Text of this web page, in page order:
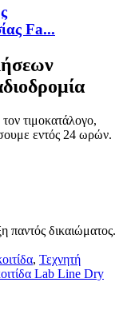
Fa...
τιμοκατάλογο,
εντός 24 ωρών.
δικαιώματος.
, Τεχνητή
Lab Line Dry